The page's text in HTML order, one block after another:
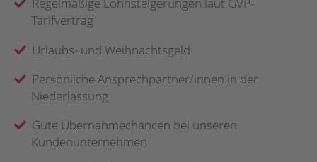
Regelmäßige Lohnsteigerungen laut GVP-
Tarifvertrag
Urlaubs- und Weihnachtsgeld
Persönliche Ansprechpartner/innen in der
Niederlassung
Gute Übernahmechancen bei unseren
Kundenunternehmen